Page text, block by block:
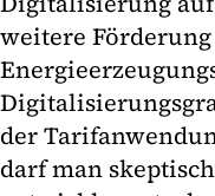
weitere
der
darf man